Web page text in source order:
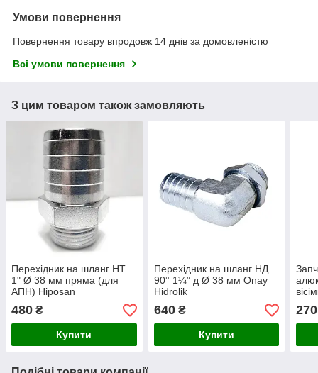
Умови повернення
Повернення товару впродовж 14 днів за домовленістю
Всі умови повернення
З цим товаром також замовляють
Перехідник на шланг НТ
1" Ø 38 мм пряма (для
АПН) Hiposan
480 ₴
Купити
Перехідник на шланг НД
90° 1¼” д Ø 38 мм Onay
Hidrolik
640₴
Купити
270